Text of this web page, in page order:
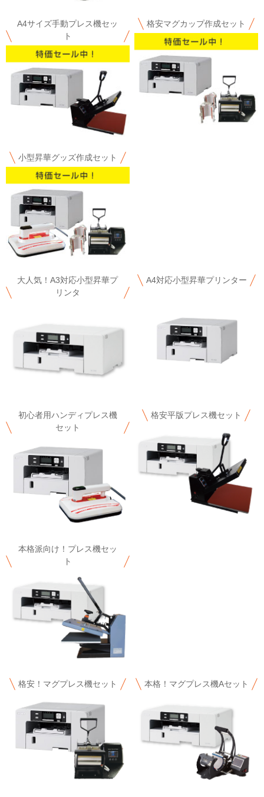
A4サイズ手動プレス機セッ
ト
格安マグカップ作成セット
小型昇華グッズ作成セット
大人気！A3対応小型昇華プ
リンタ
A4対応小型昇華プリンター
初心者用ハンディプレス機
セット
格安平版プレス機セット
本格派向け！プレス機セッ
ト
格安！マグプレス機セット 本格！マグプレス機Aセット